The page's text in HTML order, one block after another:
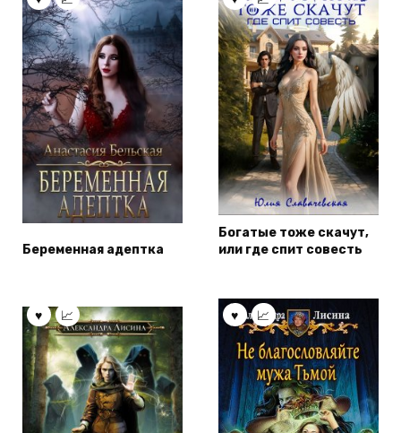
Беременная адептка
Богатые тоже скачут,
или где спит совесть